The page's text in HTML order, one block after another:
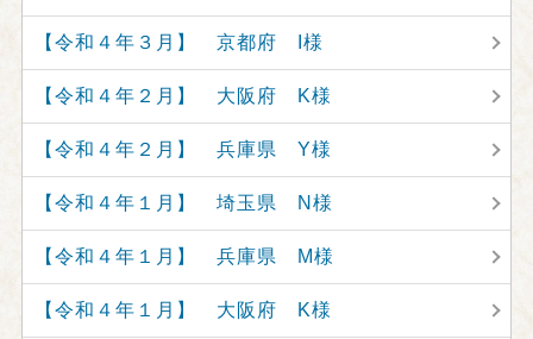
【令和４年３月】 京都府 I様
【令和４年２月】 大阪府 K様
【令和４年２月】 兵庫県 Y様
【令和４年１月】 埼玉県 N様
【令和４年１月】 兵庫県 M様
【令和４年１月】 大阪府 K様